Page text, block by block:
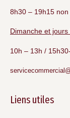
8h30 – 19h15 non
Dimanche et jours
10h – 13h /
Liens utiles